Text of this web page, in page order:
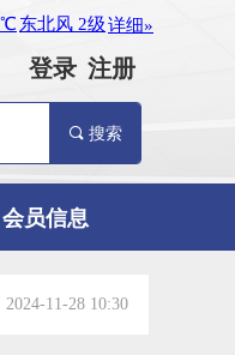
끠 搜索
登录 注册
会员信息
2024-11-28 10:30